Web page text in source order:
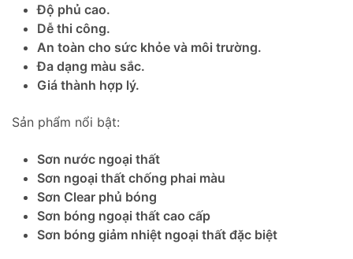
Độ phủ cao.
Dễ thi công.
An toàn cho sức khỏe và môi trường.
Đa dạng màu sắc.
Giá thành hợp lý.
Sản phẩm nổi bật:
Sơn nước ngoại thất
Sơn ngoại thất chống phai màu
Sơn Clear phủ bóng
Sơn bóng ngoại thất cao cấp
Sơn bóng giảm nhiệt ngoại thất đặc biệt